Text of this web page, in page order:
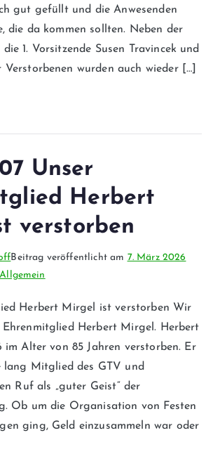
gut gefüllt und die Anwesenden
die da kommen sollten. Neben der
1. Vorsitzende Susen Travincek und
Verstorbenen wurden auch wieder […]
Unser
Herbert
verstorben
Beitrag veröffentlicht am 7. März 2026
Allgemein
Herbert Mirgel ist verstorben Wir
Herbert Mirgel. Herbert
im Alter von 85 Jahren verstorben. Er
lang Mitglied des GTV und
Ruf als „guter Geist“ der
Ob um die Organisation von Festen
ging, Geld einzusammeln war oder